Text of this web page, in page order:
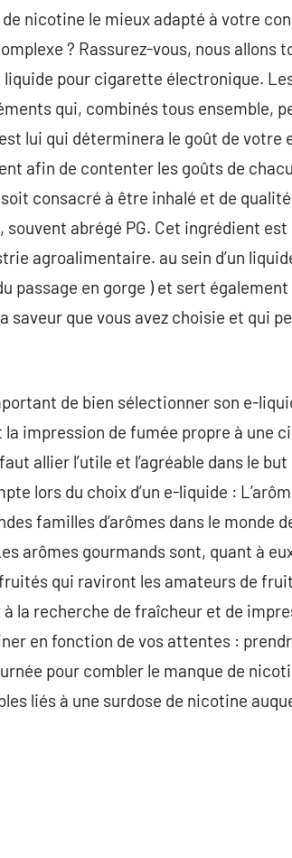
nicotine le mieux adapté à votre
? Rassurez-vous, nous allons
pour cigarette électronique.
qui, combinés tous ensemble,
lui qui déterminera le goût de votre
afin de contenter les goûts de
consacré à être inhalé et de
souvent abrégé PG. Cet ingrédient est
agroalimentaire. au sein d’un
passage en gorge ) et sert également
que vous avez choisie et qui
de bien sélectionner son e-
impression de fumée propre à une
allier l’utile et l’agréable dans le but
lors du choix d’un e-liquide :
familles d’arômes dans le monde
arômes gourmands sont, quant à
qui raviront les amateurs de
la recherche de fraîcheur et de
en fonction de vos attentes :
pour combler le manque de
liés à une surdose de nicotine